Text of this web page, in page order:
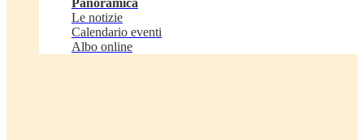
Panoramica
Le notizie
Calendario eventi
Albo online